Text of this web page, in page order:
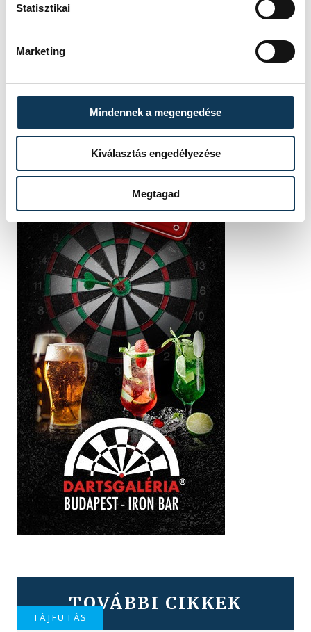
Statisztikai
Marketing
Mindennek a megengedése
Kiválasztás engedélyezése
Megtagad
TOVÁBBI CIKKEK
TÁJFUTÁS